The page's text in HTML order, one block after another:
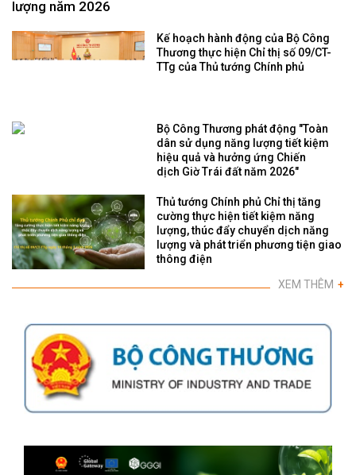
lượng năm 2026
Kế hoạch hành động của Bộ Công
Thương thực hiện Chỉ thị số 09/CT-
TTg của Thủ tướng Chính phủ
Bộ Công Thương phát động "Toàn
dân sử dụng năng lượng tiết kiệm
hiệu quả và hưởng ứng Chiến
dịch Giờ Trái đất năm 2026"
Thủ tướng Chính phủ Chỉ thị tăng
cường thực hiện tiết kiệm năng
lượng, thúc đẩy chuyển dịch năng
lượng và phát triển phương tiện giao
thông điện
XEM THÊM +